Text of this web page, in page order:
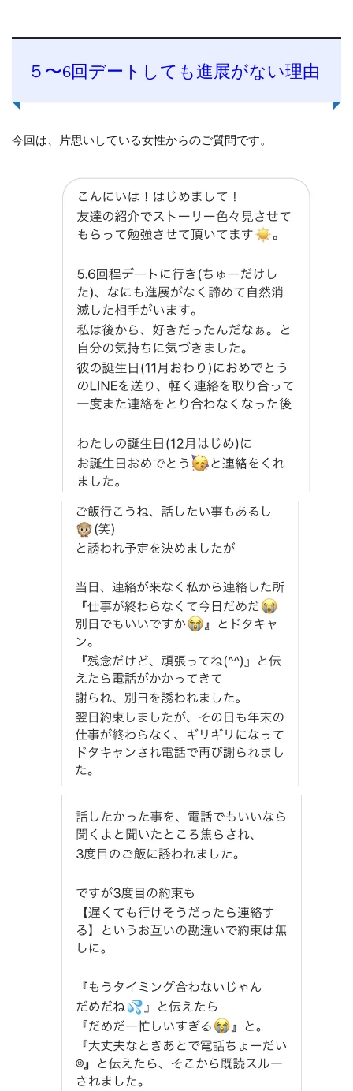
５〜6回デートしても進展がない理由
今回は、片思いしている女性からのご質問です。